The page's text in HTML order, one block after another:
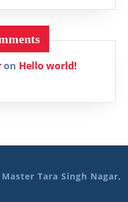
on Hello world!
Tara Singh Nagar,